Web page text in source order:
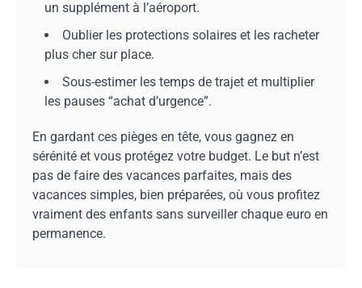
un supplément à l’aéroport.
Oublier les protections solaires et les racheter
plus cher sur place.
Sous-estimer les temps de trajet et multiplier
les pauses “achat d’urgence”.
En gardant ces pièges en tête, vous gagnez en
sérénité et vous protégez votre budget. Le but n’est
pas de faire des vacances parfaites, mais des
vacances simples, bien préparées, où vous profitez
vraiment des enfants sans surveiller chaque euro en
permanence.